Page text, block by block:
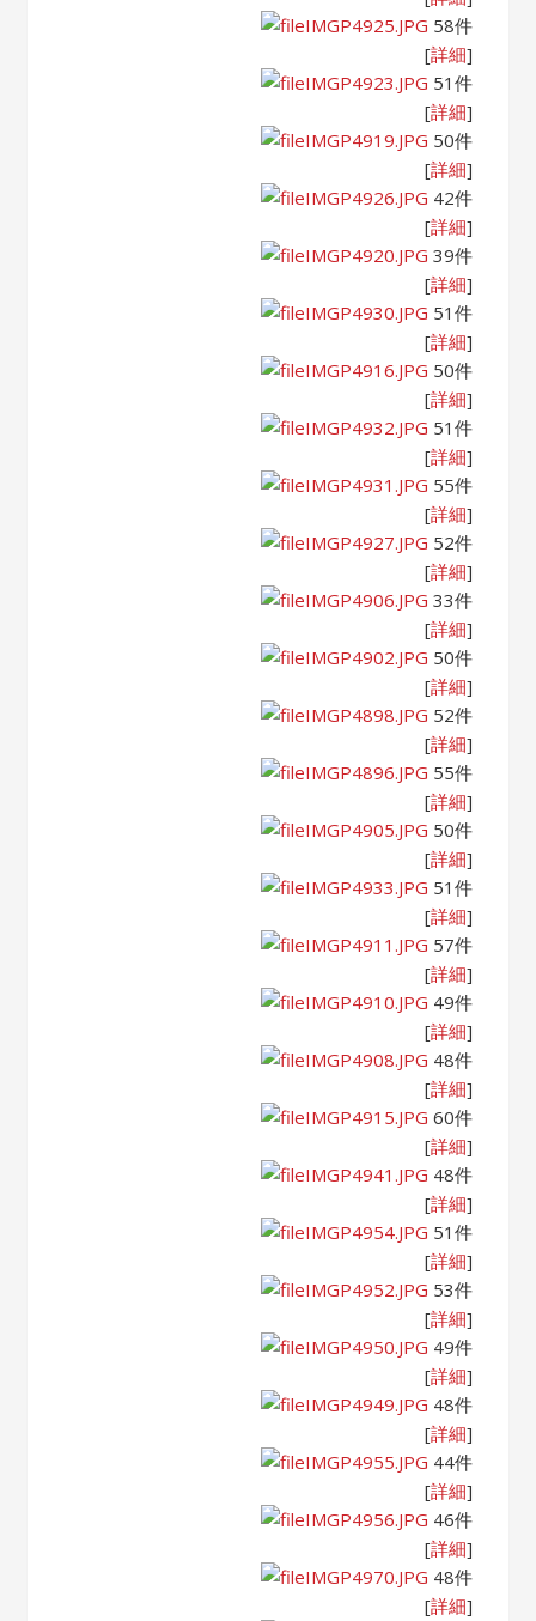
IMGP4925.JPG 58件
[詳細]
IMGP4923.JPG 51件
[詳細]
IMGP4919.JPG 50件
[詳細]
IMGP4926.JPG 42件
[詳細]
IMGP4920.JPG 39件
[詳細]
IMGP4930.JPG 51件
[詳細]
IMGP4916.JPG 50件
[詳細]
IMGP4932.JPG 51件
[詳細]
IMGP4931.JPG 55件
[詳細]
IMGP4927.JPG 52件
[詳細]
IMGP4906.JPG 33件
[詳細]
IMGP4902.JPG 50件
[詳細]
IMGP4898.JPG 52件
[詳細]
IMGP4896.JPG 55件
[詳細]
IMGP4905.JPG 50件
[詳細]
IMGP4933.JPG 51件
[詳細]
IMGP4911.JPG 57件
[詳細]
IMGP4910.JPG 49件
[詳細]
IMGP4908.JPG 48件
[詳細]
IMGP4915.JPG 60件
[詳細]
IMGP4941.JPG 48件
[詳細]
IMGP4954.JPG 51件
[詳細]
IMGP4952.JPG 53件
[詳細]
IMGP4950.JPG 49件
[詳細]
IMGP4949.JPG 48件
[詳細]
IMGP4955.JPG 44件
[詳細]
IMGP4956.JPG 46件
[詳細]
IMGP4970.JPG 48件
[詳細]